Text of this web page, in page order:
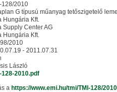
128/2010
G típusú műanyag tetőszigetelő
Hungária Kft.
Supply Center AG
Hungária Kft.
2010
- 2011.07.31
László
128-2010.pdf
a https://www.emi.hu/tmi/TMI-128/2010